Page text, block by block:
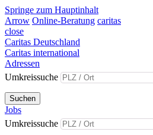
Springe zum Hauptinhalt
Arrow Online-Beratung caritas
close
Caritas Deutschland
Caritas international
Adressen
Umkreissuche
Suchen
Jobs
Umkreissuche